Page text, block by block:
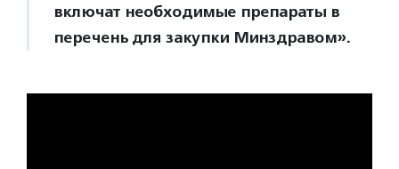
включат необходимые препараты в
перечень для закупки Минздравом».